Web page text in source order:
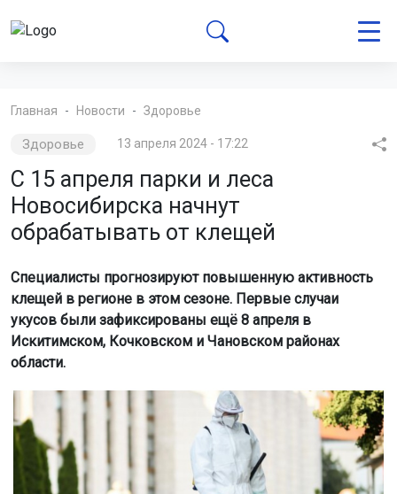
Главная Новости Здоровье
Здоровье 13 апреля 2024 - 17:22
С 15 апреля парки и леса
Новосибирска начнут
обрабатывать от клещей
Специалисты прогнозируют повышенную активность
клещей в регионе в этом сезоне. Первые случаи
укусов были зафиксированы ещё 8 апреля в
Искитимском, Кочковском и Чановском районах
области.